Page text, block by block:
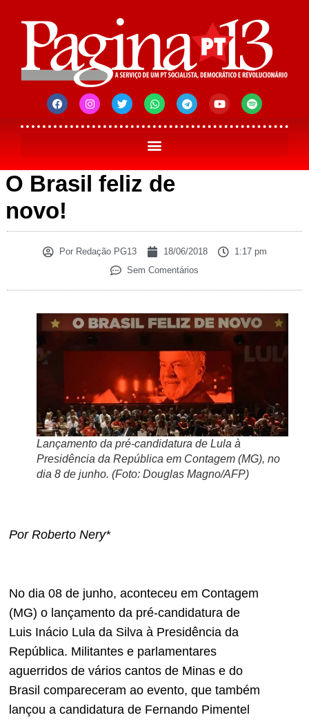
O Brasil feliz de
novo!
PorRedação PG13 18/06/2018
1:17 pm
Sem Comentários
Lançamento da pré-candidatura de Lula à
Presidência da República em Contagem (MG), no
dia 8 de junho. (Foto: Douglas Magno/AFP)
Por Roberto Nery*
No dia 08 de junho, aconteceu em Contagem
(MG) o lançamento da pré-candidatura de
Luis Inácio Lula da Silva à Presidência da
República. Militantes e parlamentares
aguerridos de vários cantos de Minas e do
Brasil compareceram ao evento, que também
lançou a candidatura de Fernando Pimentel